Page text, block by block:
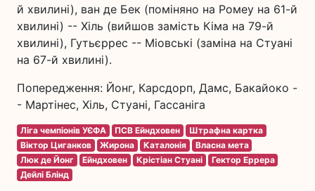
й хвилині), ван де Бек (поміняно на Ромеу на 61-й
хвилині) -- Хіль (вийшов замість Кіма на 79-й
хвилині), Гутьєррес -- Міовські (заміна на Стуані
на 67-й хвилині).
Попередження: Йонг, Карсдорп, Дамс, Бакайоко -
- Мартінес, Хіль, Стуані, Гассаніга
Ліга чемпіонів УЄФА ПСВ Ейндховен
Штрафна картка
Віктор Циганков
Жирона Каталонія
Власна мета
Люк де Йонг
Ейндховен Крістіан Стуані
Гектор Еррера
Дейлі Блінд